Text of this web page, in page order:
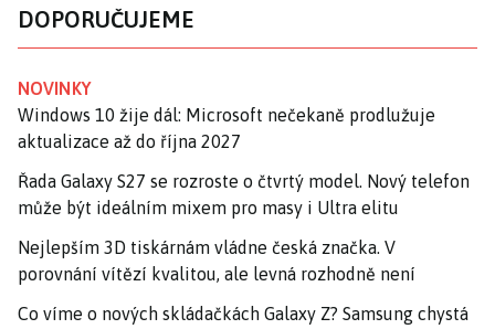
DOPORUČUJEME
NOVINKY
Windows 10 žije dál: Microsoft nečekaně prodlužuje
aktualizace až do října 2027
Řada Galaxy S27 se rozroste o čtvrtý model. Nový telefon
může být ideálním mixem pro masy i Ultra elitu
Nejlepším 3D tiskárnám vládne česká značka. V
porovnání vítězí kvalitou, ale levná rozhodně není
Co víme o nových skládačkách Galaxy Z? Samsung chystá